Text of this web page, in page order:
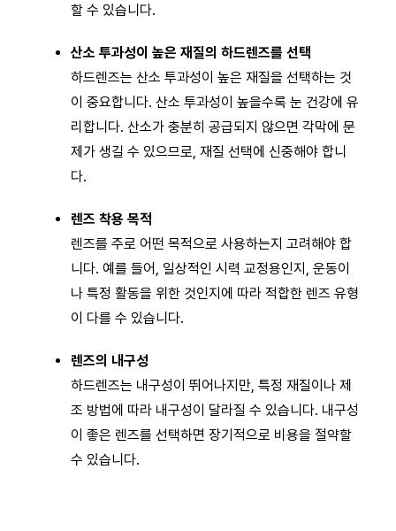
할 수 있습니다.
산소 투과성이 높은 재질의 하드렌즈를 선택
하드렌즈는 산소 투과성이 높은 재질을 선택하는 것
이 중요합니다. 산소 투과성이 높을수록 눈 건강에 유
리합니다. 산소가 충분히 공급되지 않으면 각막에 문
제가 생길 수 있으므로, 재질 선택에 신중해야 합니
다.
렌즈 착용 목적
렌즈를 주로 어떤 목적으로 사용하는지 고려해야 합
니다. 예를 들어, 일상적인 시력 교정용인지, 운동이
나 특정 활동을 위한 것인지에 따라 적합한 렌즈 유형
이 다를 수 있습니다.
렌즈의 내구성
하드렌즈는 내구성이 뛰어나지만, 특정 재질이나 제
조 방법에 따라 내구성이 달라질 수 있습니다. 내구성
이 좋은 렌즈를 선택하면 장기적으로 비용을 절약할
수 있습니다.